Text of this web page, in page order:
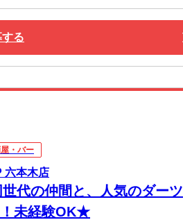
る
・バー
六本木店
世代の仲間と、人気のダーツ
未経験OK★